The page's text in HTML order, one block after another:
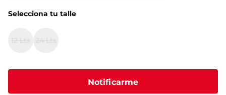
Selecciona tu talle
Notificarme
7.
bolso